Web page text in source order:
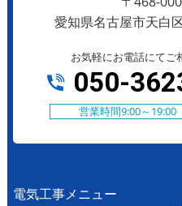
愛知県名古屋市天白
お気軽にお電話にてご
050-
営業時間9:00～19:00
電気工事メニュー